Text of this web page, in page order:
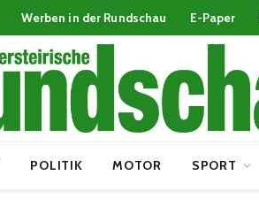
Werben in der Rundschau E-Paper
POLITIK MOTOR SPORT